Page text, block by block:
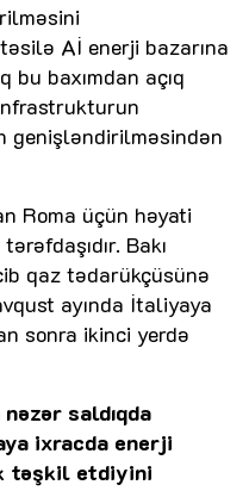
Aİ enerji bazarına
bu baxımdan açıq
genişləndirilməsindən
Roma üçün həyati
Bakı
qaz tədarükçüsünə
ayında İtaliyaya
sonra ikinci yerdə
saldıqda
ixracda enerji
təşkil etdiyini